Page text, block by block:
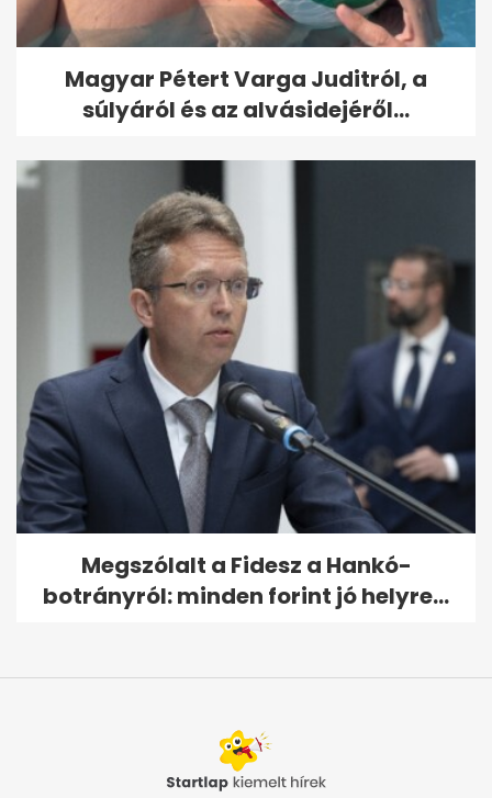
Magyar Pétert Varga Juditról, a
súlyáról és az alvásidejéről...
Megszólalt a Fidesz a Hankó-
botrányról: minden forint jó helyre...